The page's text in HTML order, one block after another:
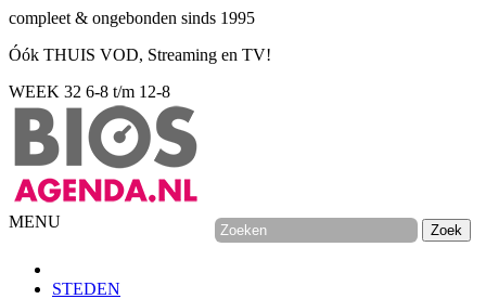
compleet & ongebonden sinds 1995
Óók THUIS VOD, Streaming en TV!
WEEK 32 6-8 t/m 12-8
MENU
STEDEN